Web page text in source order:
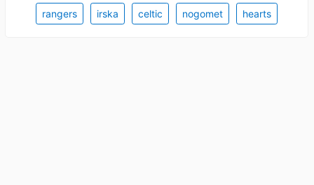
rangers irska celtic nogomet hearts